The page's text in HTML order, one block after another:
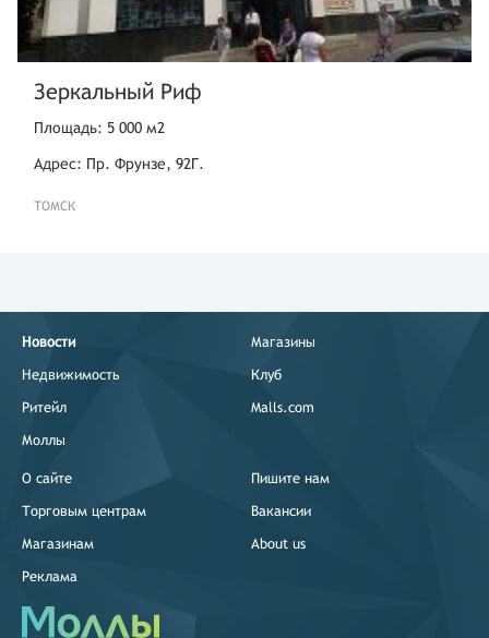
Зеркальный Риф
Площадь: 5 000 м2
Адрес: Пр. Фрунзе, 92Г.
ТОМСК
Новости
Недвижимость
Ритейл
Моллы
Магазины
Клуб
Malls.com
О сайте
Торговым центрам
Магазинам
Реклама
Пишите нам
Вакансии
About us